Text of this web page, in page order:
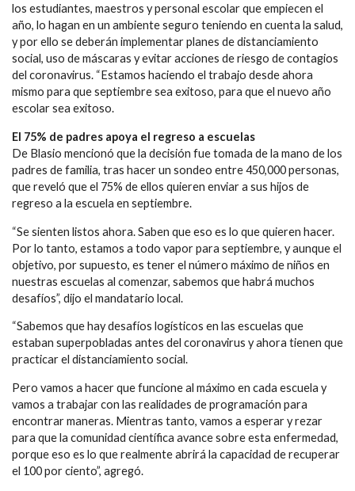
los estudiantes, maestros y personal escolar que empiecen el
año, lo hagan en un ambiente seguro teniendo en cuenta la salud,
y por ello se deberán implementar planes de distanciamiento
social, uso de máscaras y evitar acciones de riesgo de contagios
del coronavirus. “Estamos haciendo el trabajo desde ahora
mismo para que septiembre sea exitoso, para que el nuevo año
escolar sea exitoso.
El 75% de padres apoya el regreso a escuelas
De Blasio mencionó que la decisión fue tomada de la mano de los
padres de familia, tras hacer un sondeo entre 450,000 personas,
que reveló que el 75% de ellos quieren enviar a sus hijos de
regreso a la escuela en septiembre.
“Se sienten listos ahora. Saben que eso es lo que quieren hacer.
Por lo tanto, estamos a todo vapor para septiembre, y aunque el
objetivo, por supuesto, es tener el número máximo de niños en
nuestras escuelas al comenzar, sabemos que habrá muchos
desafíos”, dijo el mandatario local.
“Sabemos que hay desafíos logísticos en las escuelas que
estaban superpobladas antes del coronavirus y ahora tienen que
practicar el distanciamiento social.
Pero vamos a hacer que funcione al máximo en cada escuela y
vamos a trabajar con las realidades de programación para
encontrar maneras. Mientras tanto, vamos a esperar y rezar
para que la comunidad científica avance sobre esta enfermedad,
porque eso es lo que realmente abrirá la capacidad de recuperar
el 100 por ciento”, agregó.